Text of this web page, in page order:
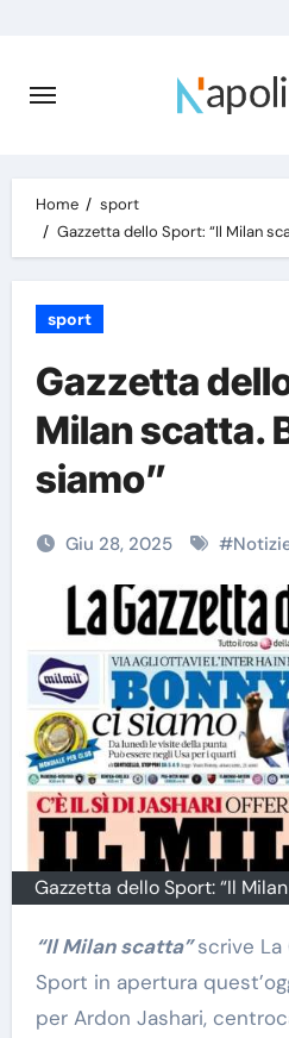
content
Home
sport
Gazzetta dello Sport: “Il Milan
sport
Gazzetta
Milan scatta.
siamo”
Giu 28, 2025 #
Gazzetta dello Sport: “Il
“Il Milan scatta”scrive
Sport in apertura
per Ardon Jashari,